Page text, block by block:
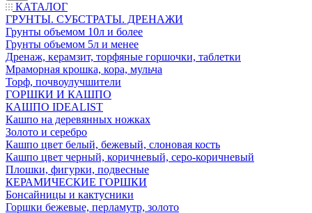
КАТАЛОГ
ГРУНТЫ. СУБСТРАТЫ. ДРЕНАЖИ
Грунты объемом 10л и более
Грунты объемом 5л и менее
Дренаж, керамзит, торфяные горшочки, таблетки
Мраморная крошка, кора, мульча
Торф, почвоулучшители
ГОРШКИ И КАШПО
КАШПО IDEALIST
Кашпо на деревянных ножках
Золото и серебро
Кашпо цвет белый, бежевый, слоновая кость
Кашпо цвет черный, коричневый, серо-коричневый
Плошки, фигурки, подвесные
КЕРАМИЧЕСКИЕ ГОРШКИ
Бонсайницы и кактусники
Горшки бежевые, перламутр, золото